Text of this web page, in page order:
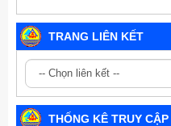
TRANG LIÊN KẾT
THỐNG KÊ TRUY CẬP